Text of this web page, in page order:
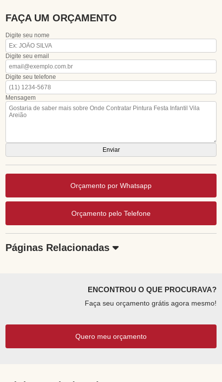
FAÇA UM ORÇAMENTO
Digite seu nome
Digite seu email
Digite seu telefone
Mensagem
Orçamento por Whatsapp
Orçamento pelo Telefone
Páginas Relacionadas
ENCONTROU O QUE PROCURAVA?
Faça seu orçamento grátis agora mesmo!
Quero meu orçamento